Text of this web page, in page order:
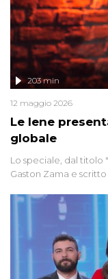
Le Iene
globale
203 min
12 maggio 2026
Lo speciale, dal
Gaston Zama e
racconta l'universo
globali e del
social network, talk